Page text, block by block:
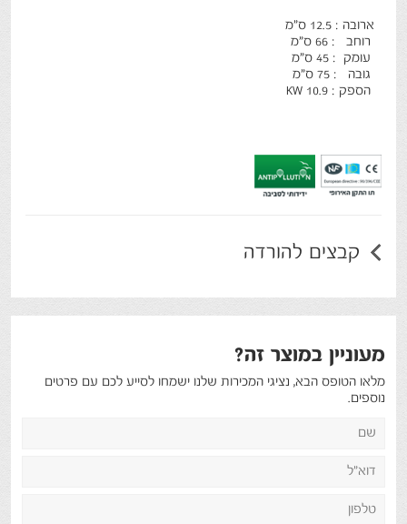
ארובה : 12.5 ס"מ
רוחב : 66 ס"מ
עומק : 45 ס"מ
גובה : 75 ס"מ
הספק : 10.9 KW
קבצים להורדה
מעוניין במוצר זה?
מלאו הטופס הבא, נציגי המכירות שלנו ישמחו לסייע לכם עם פרטים
נוספים.